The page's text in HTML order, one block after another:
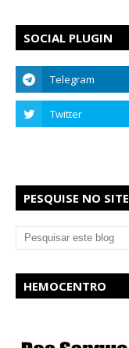
SOCIAL PLUGIN
PESQUISE NO SITE
HEMOCENTRO